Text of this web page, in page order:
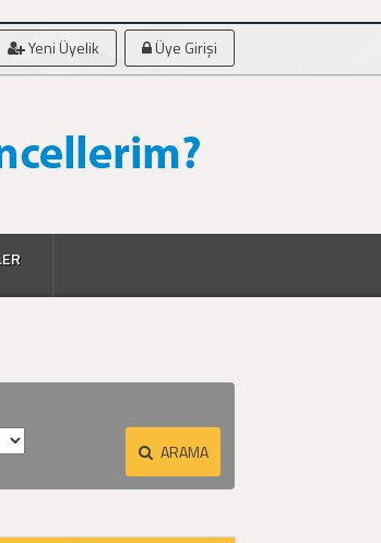
Yeni Üyelik Üye Girişi
ARAMA